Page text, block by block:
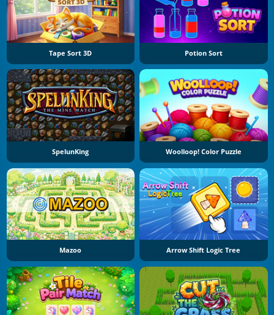
Tape Sort 3D Potion Sort
SpelunKing Woolloop! Color Puzzle
Mazoo Arrow Shift Logic Tree